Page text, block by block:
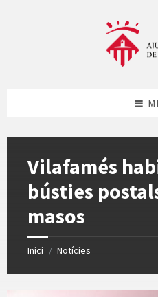
Vilafamés
bústies
masos
Inici / Notícies